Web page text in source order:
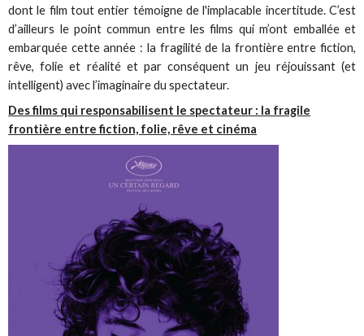
dont le film tout entier témoigne de l'implacable incertitude. C’est
d’ailleurs le point commun entre les films qui m’ont emballée et
embarquée cette année : la fragilité de la frontière entre fiction,
rêve, folie et réalité et par conséquent un jeu réjouissant (et
intelligent) avec l’imaginaire du spectateur.
Des films qui responsabilisent le spectateur : la fragile
frontière entre fiction, folie, rêve et cinéma